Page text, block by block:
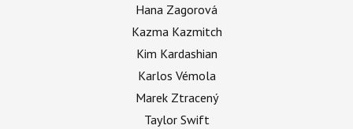
Hana Zagorová
Kazma Kazmitch
Kim Kardashian
Karlos Vémola
Marek Ztracený
Taylor Swift